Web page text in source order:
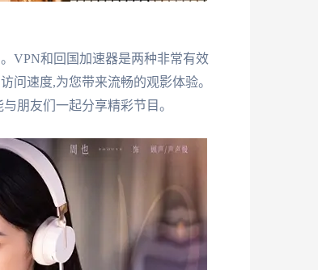
VPN和回国加速器是两种非常有效
问速度,为您带来流畅的观影体验。
朋友们一起分享精彩节目。